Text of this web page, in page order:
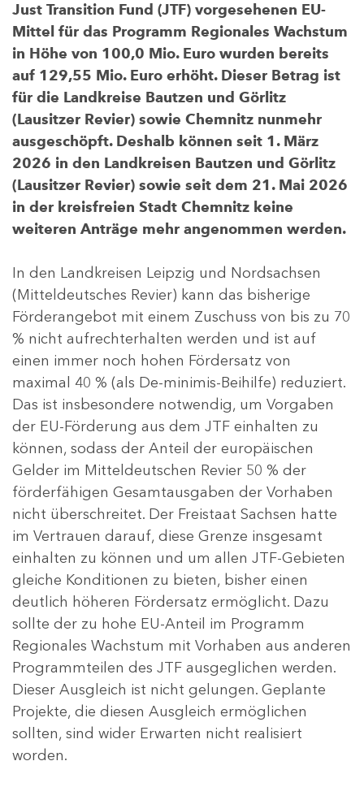
Just Transition Fund (JTF) vorgesehenen EU-
Mittel für das Programm Regionales Wachstum
in Höhe von 100,0 Mio. Euro wurden bereits
auf 129,55 Mio. Euro erhöht. Dieser Betrag ist
für die Landkreise Bautzen und Görlitz
(Lausitzer Revier) sowie Chemnitz nunmehr
ausgeschöpft. Deshalb können seit 1. März
2026 in den Landkreisen Bautzen und Görlitz
(Lausitzer Revier) sowie seit dem 21. Mai 2026
in der kreisfreien Stadt Chemnitz keine
weiteren Anträge mehr angenommen werden.
In den Landkreisen Leipzig und Nordsachsen
(Mitteldeutsches Revier) kann das bisherige
Förderangebot mit einem Zuschuss von bis zu 70
% nicht aufrechterhalten werden und ist auf
einen immer noch hohen Fördersatz von
maximal 40 % (als De-minimis-Beihilfe) reduziert.
Das ist insbesondere notwendig, um Vorgaben
der EU-Förderung aus dem JTF einhalten zu
können, sodass der Anteil der europäischen
Gelder im Mitteldeutschen Revier 50 % der
förderfähigen Gesamtausgaben der Vorhaben
nicht überschreitet. Der Freistaat Sachsen hatte
im Vertrauen darauf, diese Grenze insgesamt
einhalten zu können und um allen JTF-Gebieten
gleiche Konditionen zu bieten, bisher einen
deutlich höheren Fördersatz ermöglicht. Dazu
sollte der zu hohe EU-Anteil im Programm
Regionales Wachstum mit Vorhaben aus anderen
Programmteilen des JTF ausgeglichen werden.
Dieser Ausgleich ist nicht gelungen. Geplante
Projekte, die diesen Ausgleich ermöglichen
sollten, sind wider Erwarten nicht realisiert
worden.